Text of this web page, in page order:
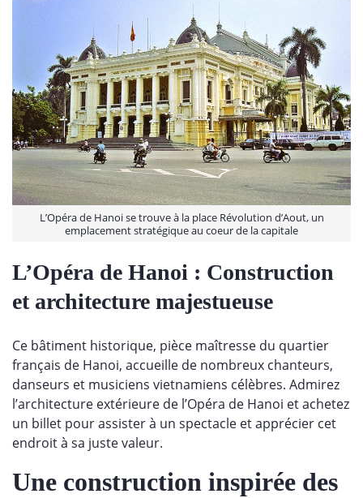
L’Opéra de Hanoi se trouve à la place Révolution d’Aout, un
emplacement stratégique au coeur de la capitale
L’Opéra de Hanoi : Construction
et architecture majestueuse
Ce bâtiment historique, pièce maîtresse du quartier
français de Hanoi, accueille de nombreux chanteurs,
danseurs et musiciens vietnamiens célèbres. Admirez
l’architecture extérieure de l’Opéra de Hanoi et achetez
un billet pour assister à un spectacle et apprécier cet
endroit à sa juste valeur.
Une construction inspirée des